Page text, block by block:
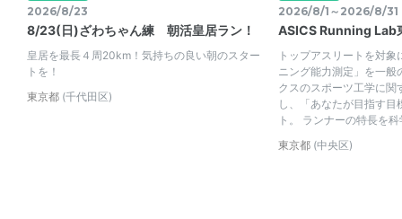
2026/8/23
8/23(日)ざわちゃん練 朝活皇居ラン！
皇居を最長４周20km！気持ちの良い朝のスター
トを！
東京都 (千代田区)
2026/8/1～2026/8/31
ASICS Running Lab
トップアスリートを対
ニング能力測定」を一般
クスのスポーツ工学に関
し、「あなたが目指す目
ト。 ランナーの特長を
東京都 (中央区)